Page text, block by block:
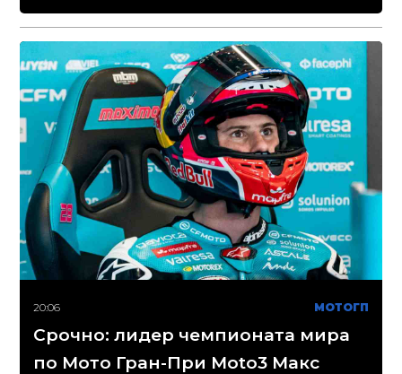
20:06 МОТОГП
Срочно: лидер чемпионата мира
по Мото Гран-При Moto3 Макс